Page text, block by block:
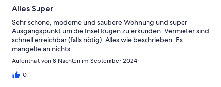
Alles Super
Sehr schöne, moderne und saubere Wohnung und super
Ausgangspunkt um die Insel Rügen zu erkunden. Vermieter sind
schnell erreichbar (falls nötig). Alles wie beschrieben. Es
mangelte an nichts.
Aufenthalt von 8 Nächten im September 2024
0